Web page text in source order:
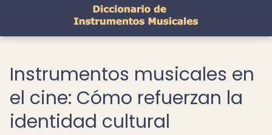
Instrumentos musicales en
el cine: Cómo refuerzan la
identidad cultural